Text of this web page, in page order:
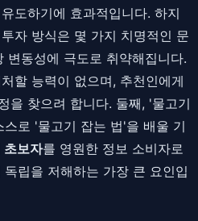
도하기에 효과적입니다. 하지
자 방식은 몇 가지 치명적인 문
변동성에 극도로 취약해집니다.
할 능력이 없으며, 추천인에게
을 찾으려 합니다. 둘째, '물고기
로 '물고기 잡는 법'을 배울 기
초보자를 영원한 정보 소비자로
립을 저해하는 가장 큰 요인입